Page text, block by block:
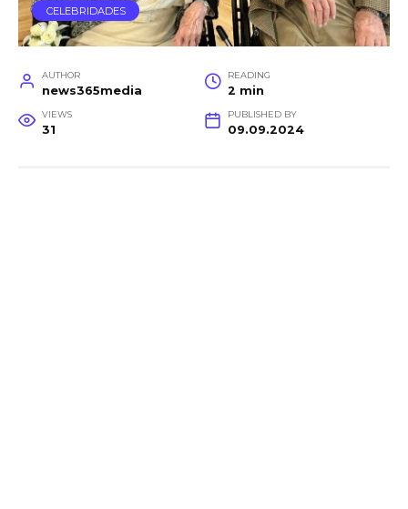
CELEBRIDADES
AUTHOR
news365media
READING
2 min
VIEWS
31
PUBLISHED BY
09.09.2024